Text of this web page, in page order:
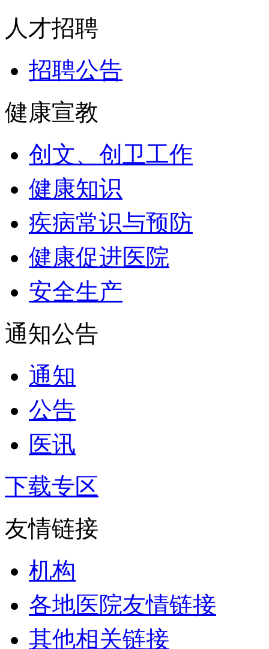
人才招聘
招聘公告
健康宣教
创文、创卫工作
健康知识
疾病常识与预防
健康促进医院
安全生产
通知公告
通知
公告
医讯
下载专区
友情链接
机构
各地医院友情链接
其他相关链接